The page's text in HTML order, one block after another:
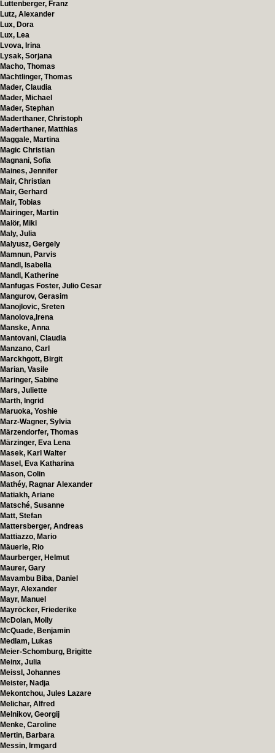
Luttenberger, Franz
Lutz, Alexander
Lux, Dora
Lux, Lea
Lvova, Irina
Lysak, Sorjana
Macho, Thomas
Mächtlinger, Thomas
Mader, Claudia
Mader, Michael
Mader, Stephan
Maderthaner, Christoph
Maderthaner, Matthias
Maggale, Martina
Magic Christian
Magnani, Sofia
Maines, Jennifer
Mair, Christian
Mair, Gerhard
Mair, Tobias
Mairinger, Martin
Malör, Miki
Maly, Julia
Malyusz, Gergely
Mamnun, Parvis
Mandl, Isabella
Mandl, Katherine
Manfugas Foster, Julio Cesar
Mangurov, Gerasim
Manojlovic, Sreten
Manolova,Irena
Manske, Anna
Mantovani, Claudia
Manzano, Carl
Marckhgott, Birgit
Marian, Vasile
Maringer, Sabine
Mars, Juliette
Marth, Ingrid
Maruoka, Yoshie
Marz-Wagner, Sylvia
Märzendorfer, Thomas
Märzinger, Eva Lena
Masek, Karl Walter
Masel, Eva Katharina
Mason, Colin
Mathéy, Ragnar Alexander
Matiakh, Ariane
Matsché, Susanne
Matt, Stefan
Mattersberger, Andreas
Mattiazzo, Mario
Mäuerle, Rio
Maurberger, Helmut
Maurer, Gary
Mavambu Biba, Daniel
Mayr, Alexander
Mayr, Manuel
Mayröcker, Friederike
McDolan, Molly
McQuade, Benjamin
Medlam, Lukas
Meier-Schomburg, Brigitte
Meinx, Julia
Meissl, Johannes
Meister, Nadja
Mekontchou, Jules Lazare
Melichar, Alfred
Melnikov, Georgij
Menke, Caroline
Mertin, Barbara
Messin, Irmgard